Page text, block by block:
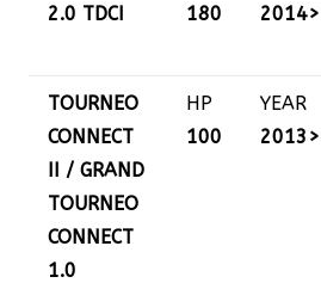
2.0 TDCI
180
2014>
TOURNEO
CONNECT
II / GRAND
TOURNEO
CONNECT
1.0
HP
100
YEAR
2013>